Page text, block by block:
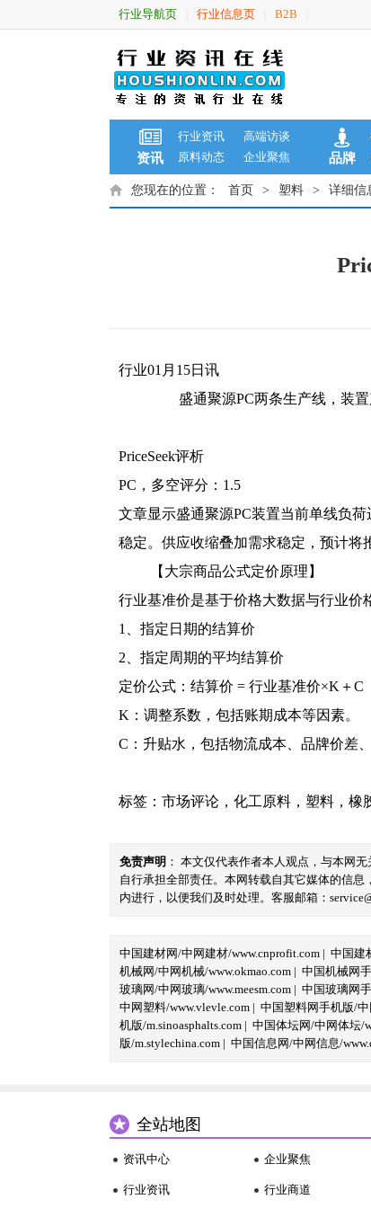
行业导航页 行业信息页 B2B
资讯
行业资讯
高端访谈
原料动态
企业聚焦 品牌
您现在的位置： 首页 > 塑料 > 详细信
行业01月15日讯
盛通聚源PC两条生产线，装置
PriceSeek评析
PC，多空评分：1.5
文章显示盛通聚源PC装置当前单线负
稳定。供应收缩叠加需求稳定，预计将
【大宗商品公式定价原理】
行业基准价是基于价格大数据与行业价
1、指定日期的结算价
2、指定周期的平均结算价
定价公式：结算价 = 行业基准价×K＋C
K：调整系数，包括账期成本等因素。
C：升贴水，包括物流成本、品牌价差
标签： 市场评论 ， 化工原料 ， 塑料 ， 橡
免责声明 ： 本文仅代表作者本人观点，与本网
自行承担全部责任。本网转载自其它媒体的信
内进行，以便我们及时处理。客服邮箱：
中国建材网/中网建材/www.cnprofit.com | 中国建
机械网/中网机械/www.okmao.com | 中国机械网
玻璃网/中网玻璃/www.meesm.com | 中国玻璃网
中网塑料/www.vlevle.com | 中国塑料网手机版/
机版/m.sinoasphalts.com | 中国体坛网/中网体坛/
版/m.stylechina.com | 中国信息网/中网信息/
全站地图
资讯中心
行业资讯
企业聚焦
行业商道